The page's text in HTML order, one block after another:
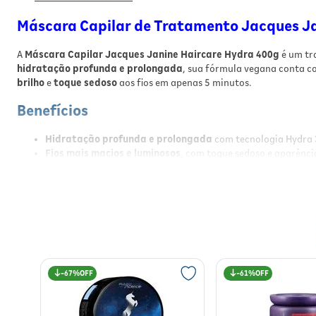
Máscara Capilar de Tratamento Jacques
A Máscara Capilar Jacques Janine Haircare Hydra 400g é um
hidratação profunda e prolongada, sua fórmula vegana conta
brilhoetoque sedosoaos fios em apenas 5 minutos.
Benefícios
Hidratação profunda e prolongada com tecnologia Hydra
Fios mais macios e luminosos
, com toque sedoso e
Com o uso regular, a máscara promove cabelosvisivelmente mais
percebidos já na primeira aplicação.
Modo de Usar
67% 61%